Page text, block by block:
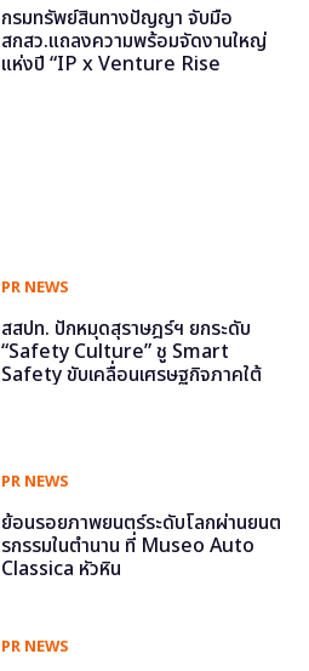
กรมทรัพย์สินทางปัญญา จับมือ
สกสว.แถลงความพร้อมจัดงานใหญ่
แห่งปี “IP x Venture Rise
PR NEWS
สสปท. ปักหมุดสุราษฎร์ฯ ยกระดับ
“Safety Culture” ชู Smart
Safety ขับเคลื่อนเศรษฐกิจภาคใต้
PR NEWS
ย้อนรอยภาพยนตร์ระดับโลกผ่านยนต
รกรรมในตำนาน ที่ Museo Auto
Classica หัวหิน
PR NEWS